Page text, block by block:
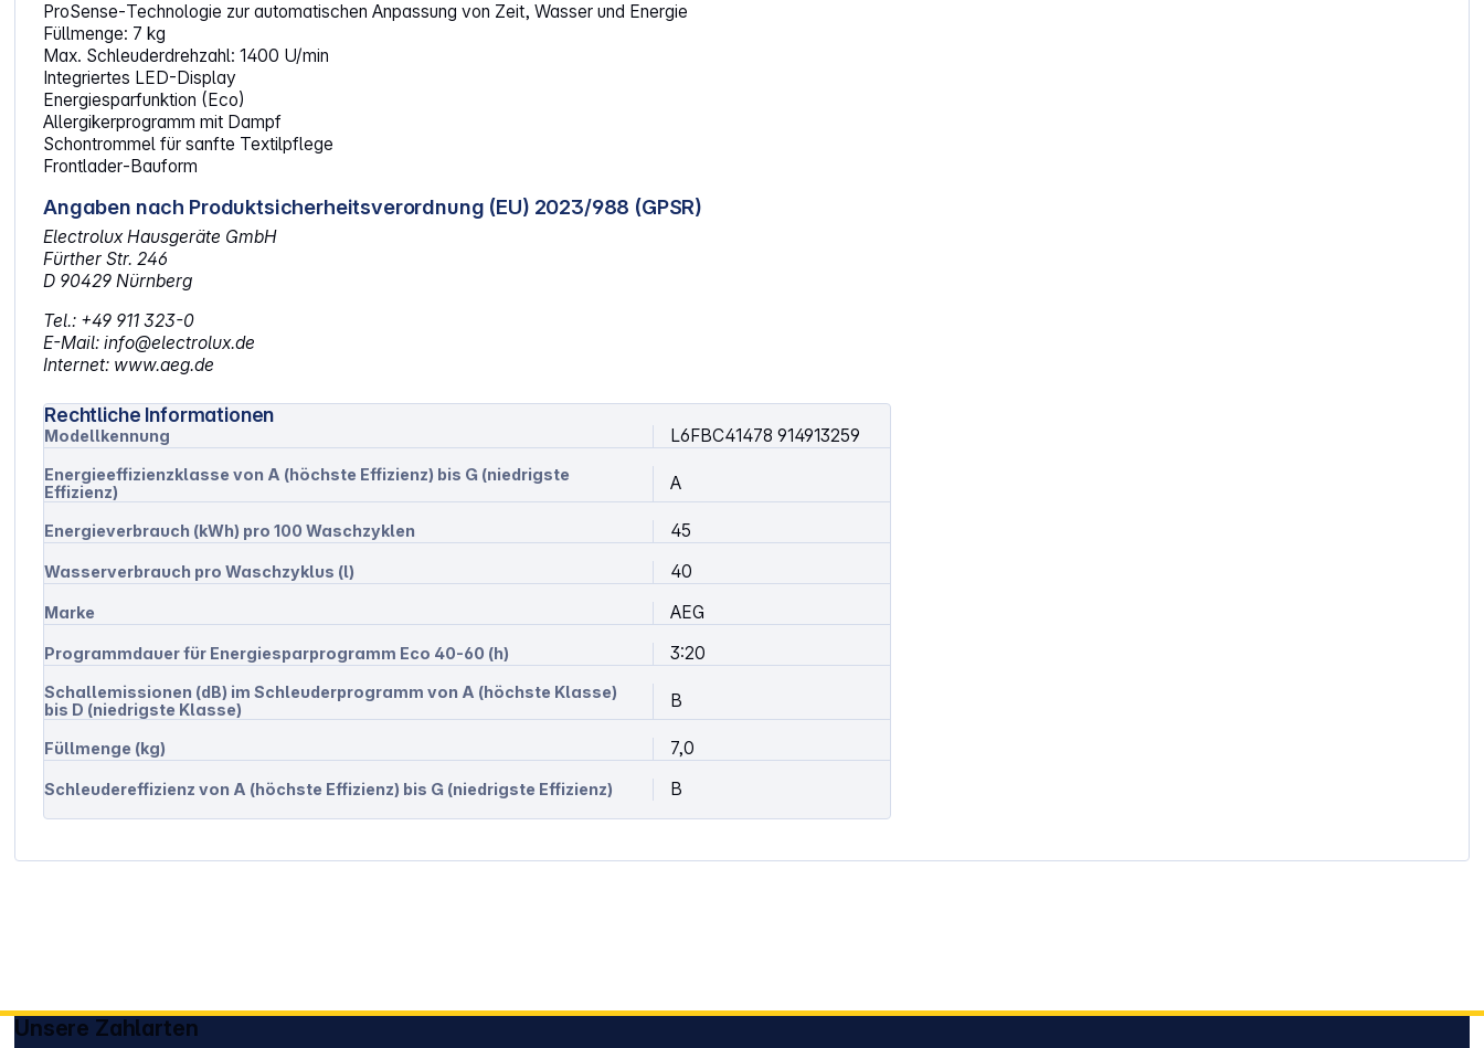
ProSense‑Technologie zur automatischen Anpassung von Zeit, Wasser und Energie
Füllmenge: 7 kg
Max. Schleuderdrehzahl: 1400 U/min
Integriertes LED-Display
Energiesparfunktion (Eco)
Allergikerprogramm mit Dampf
Schontrommel für sanfte Textilpflege
Frontlader‑Bauform
Angaben nach Produktsicherheitsverordnung (EU) 2023/988 (GPSR)
Electrolux Hausgeräte GmbH
Fürther Str. 246
D 90429 Nürnberg
Tel.: +49 911 323-0
E-Mail: info@electrolux.de
Internet: www.aeg.de
Rechtliche Informationen
Modellkennung L6FBC41478 914913259
Energieeffizienzklasse von A (höchste Effizienz) bis G (niedrigste
Effizienz)
A
Energieverbrauch (kWh) pro 100 Waschzyklen 45
Wasserverbrauch pro Waschzyklus (l) 40
Marke AEG
Programmdauer für Energiesparprogramm Eco 40-60 (h) 3:20
Schallemissionen (dB) im Schleuderprogramm von A (höchste Klasse)
bis D (niedrigste Klasse)
B
Füllmenge (kg) 7,0
Schleudereffizienz von A (höchste Effizienz) bis G (niedrigste Effizienz) B
Unsere Zahlarten